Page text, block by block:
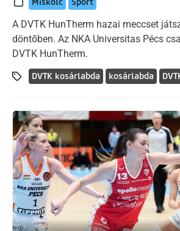
A DVTK HunTherm hazai meccset
döntőben. Az NKA Universitas Pécs
DVTK HunTherm.
DVTK kosárlabda kosárlabda